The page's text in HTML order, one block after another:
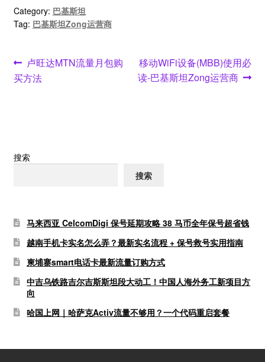
Category: 巴基斯坦
Tag: 巴基斯坦Zong运营商
文
章
Previous
post:
卢旺达MTN流量月包购
买方法
Next
post:
移动WiFi设备(MBB)使用必
读-巴基斯坦Zong运营商
搜索
搜索
马来西亚 CelcomDigi 保号延期攻略 38 马币全年保号超省钱
越南手机卡实名怎么弄？最新实名流程 + 保号救号实用指南
柬埔寨smart电话卡最新流量订购方式
中吉乌铁路吉尔吉斯斯坦段大动工！中国人海外务工新项目方
向
哈国上网｜哈萨克Activ流量不够用？一个代码重启套餐